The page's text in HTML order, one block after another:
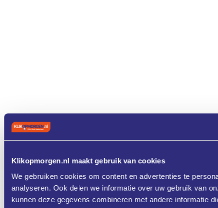
Klikopmorgen.nl maakt gebruik van cookies
We gebruiken cookies om content en advertenties te
analyseren. Ook delen we informatie over uw gebruik van
kunnen deze gegevens combineren met andere informatie